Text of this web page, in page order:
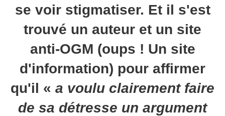
se voir stigmatiser. Et il s'est
trouvé un auteur et un site
anti-OGM (oups ! Un site
d'information) pour affirmer
qu'il « a voulu clairement faire
de sa détresse un argument